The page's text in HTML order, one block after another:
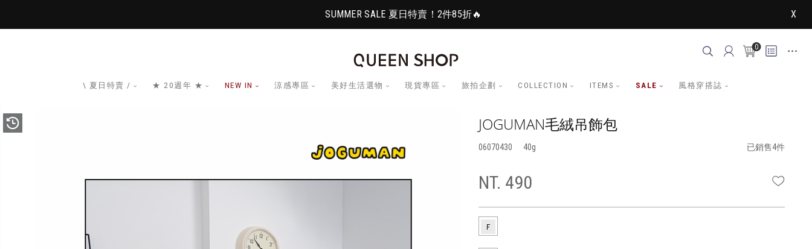
SUMMER SALE 夏日特賣！2件85折🔥 X
0
\ 夏日特賣 / ★ 20週年 ★ NEW IN 涼感專區 美好生活選物 現貨專區 旅拍企劃 COLLECTION ITEMS SALE 風格穿搭誌
JOGUMAN毛絨吊飾包
06070430 40 已銷售4件
NT. 490